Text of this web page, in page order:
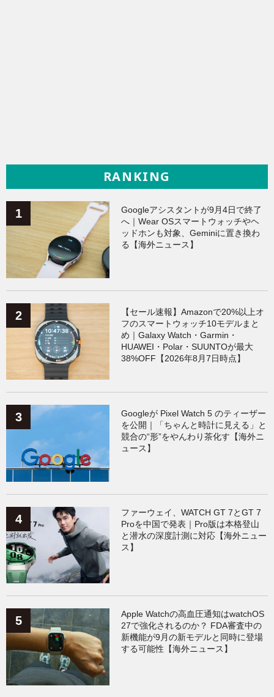
RANKING
Googleアシスタントが9月4日で終了
へ｜Wear OSスマートウォッチやヘ
ッドホンも対象、Geminiに置き換わ
る【海外ニュース】
【セール速報】Amazonで20%以上オ
フのスマートウォッチ10モデルまと
め｜Galaxy Watch・Garmin・
HUAWEI・Polar・SUUNTOが最大
38%OFF【2026年8月7日時点】
Googleが Pixel Watch 5 のティーザー
を公開｜「ちゃんと時計に見える」と
競合の“形”をやんわり茶化す【海外ニ
ュース】
ファーウェイ、WATCH GT 7とGT 7
Proを中国で発表｜Pro版は本格登山
と潜水の深度計測に対応【海外ニュー
ス】
Apple Watchの高血圧通知はwatchOS
27で強化されるのか？ FDA審査中の
新機能が9月の新モデルと同時に登場
する可能性【海外ニュース】